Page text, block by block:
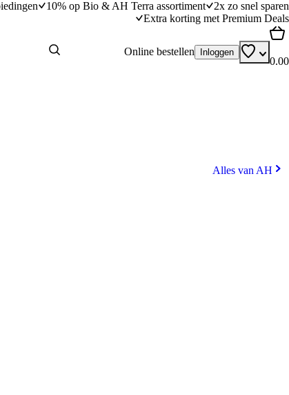
10% op Bio & AH Terra assortiment
2x zo snel sparen
Extra korting met Premium Deals
Online bestellen Inloggen
0.00
Alles van AH